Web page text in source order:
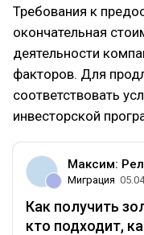
Требования к
окончательная
деятельности
факторов. Для
соответствовать
инвесторской
Максим:
Миграция
Как получить
кто подходит,